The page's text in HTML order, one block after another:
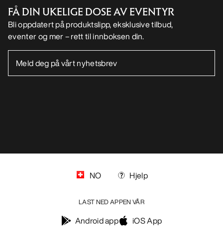
FÅ DIN UKELIGE DOSE AV EVENTYR
Bli oppdatert på produktslipp, eksklusive tilbud,
eventer og mer – rett til innboksen din.
NO Hjelp
LAST NED APPEN VÅR
Android app iOS App